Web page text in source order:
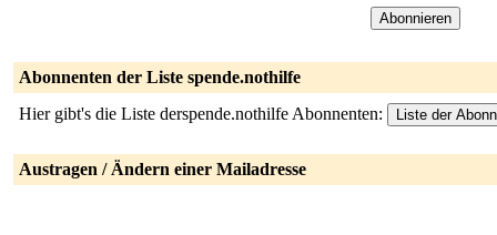
Abonnenten der Liste spende.nothilfe
Hier gibt's die Liste derspende.nothilfe Abonnenten:
Austragen / Ändern einer Mailadresse